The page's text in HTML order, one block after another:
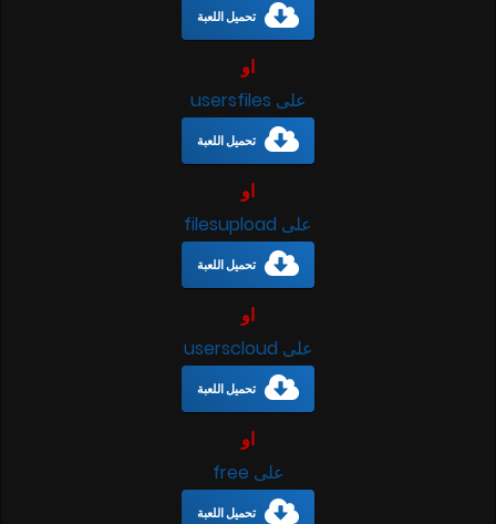
تحميل اللعبة
او
على usersfiles
تحميل اللعبة
او
على filesupload
تحميل اللعبة
او
على userscloud
تحميل اللعبة
او
على free
تحميل اللعبة